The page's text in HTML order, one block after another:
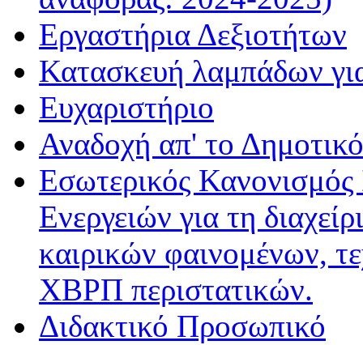
Εργαστήρια Δεξιοτήτων
Κατασκευή λαμπάδων
Ευχαριστήριο
Αναδοχή απ' το
Εσωτερικός
Ενεργειών για τη
καιρικών φαινομένων,
ΧΒΡΠ περιστατικών.
Διδακτικό Προσωπικό